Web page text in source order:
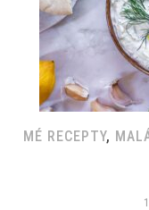
MÉ RECEPTY,